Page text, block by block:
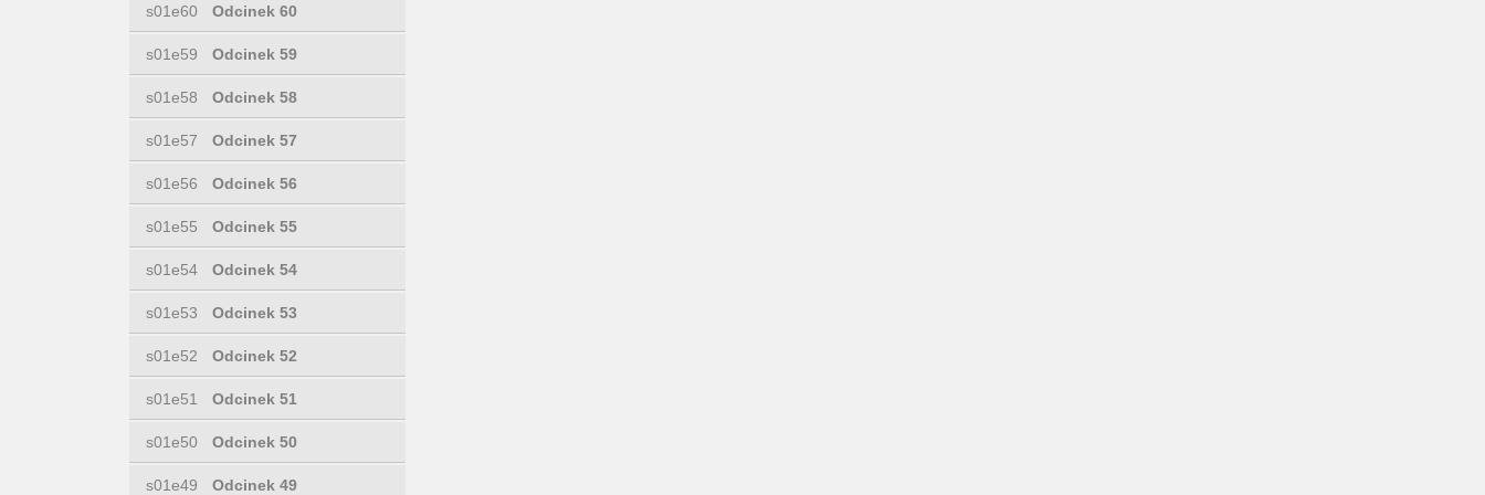
s01e60 Odcinek 60
s01e59 Odcinek 59
s01e58 Odcinek 58
s01e57 Odcinek 57
s01e56 Odcinek 56
s01e55 Odcinek 55
s01e54 Odcinek 54
s01e53 Odcinek 53
s01e52 Odcinek 52
s01e51 Odcinek 51
s01e50 Odcinek 50
s01e49 Odcinek 49